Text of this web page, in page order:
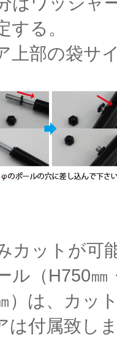
る。
上部の袋サ
カットが可
ル（H750㎜
）は、カッ
付属致し